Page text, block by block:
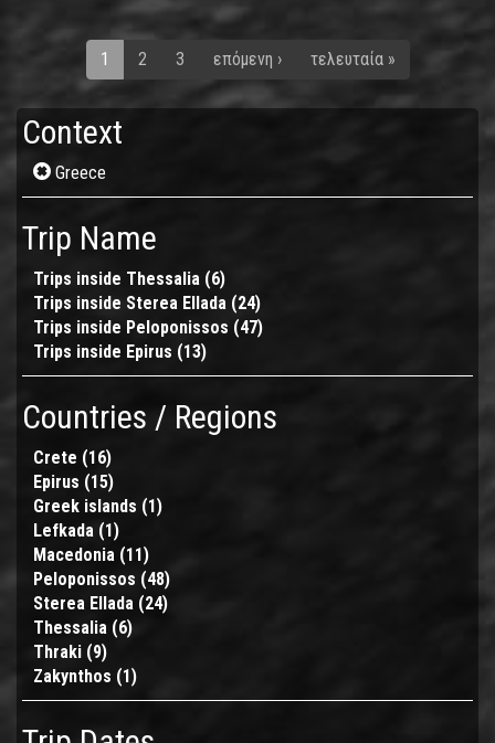
1 2 3 επόμενη › τελευταία »
Context
Remove
Greece
filter
Greece
Trip Name
Trips inside Thessalia (6)
Trips
inside
filter
Trips inside Sterea Ellada (24)
Trips
Sterea
filter
Trips inside Peloponissos (47)
inside
filter
Trips inside Epirus (13)
Trips
inside
Epirus
Countries / Regions
Crete (16)
Crete
filter
Epirus (15)
Epirus
filter
Greek islands (1)
filter
Lefkada (1)
Lefkada
filter
Macedonia (11)
Macedonia
filter
Peloponissos (48)
Sterea Ellada (24)
Thessalia (6)
filter
Thraki (9)
Thraki
filter
Zakynthos (1)
Zakynthos